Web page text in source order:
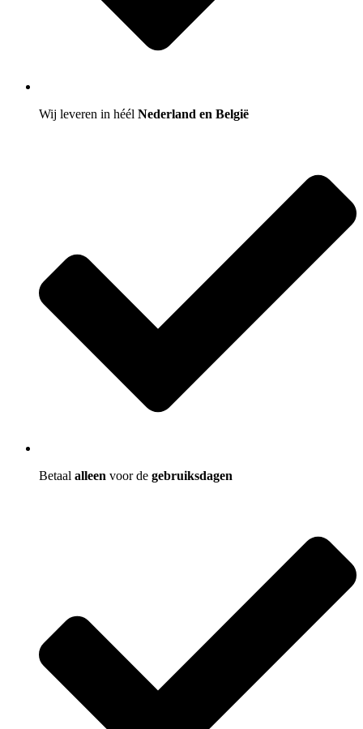
Wij leveren in héél Nederland en België
Betaal alleen voor de gebruiksdagen